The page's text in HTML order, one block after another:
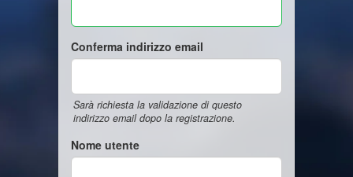
Conferma indirizzo email
Sarà richiesta la validazione di questo
indirizzo email dopo la registrazione.
Nome utente